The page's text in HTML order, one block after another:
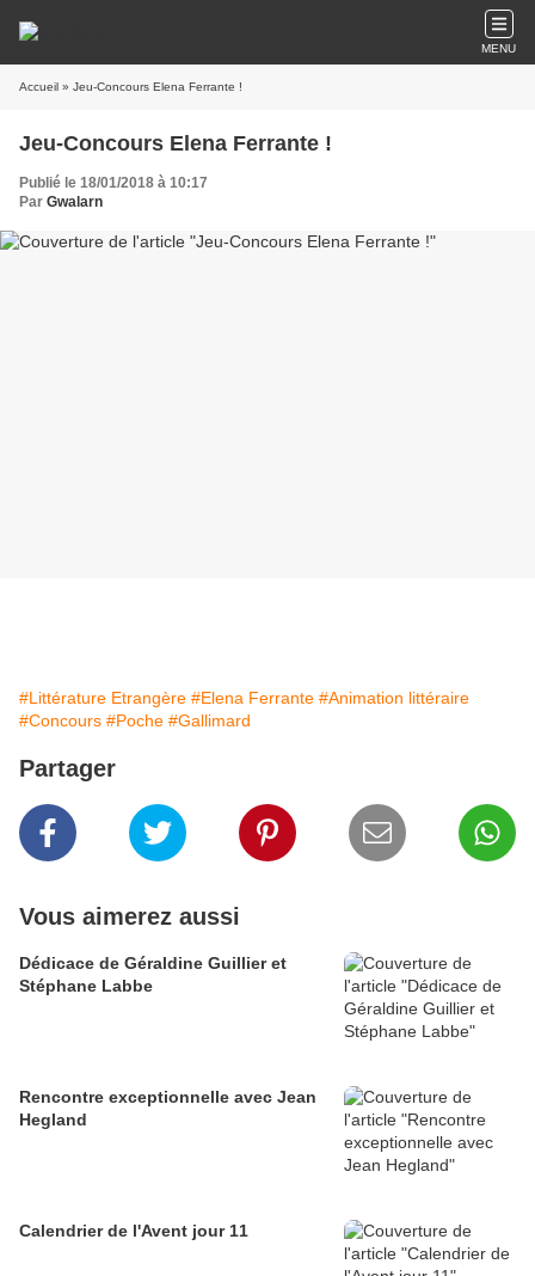
MENU
Accueil » Jeu-Concours Elena Ferrante !
Jeu-Concours Elena Ferrante !
Publié le 18/01/2018 à 10:17
Par Gwalarn
#Littérature Etrangère #Elena Ferrante #Animation littéraire
#Concours #Poche #Gallimard
Partager
Vous aimerez aussi
Dédicace de Géraldine Guillier et
Stéphane Labbe
Rencontre exceptionnelle avec Jean
Hegland
Calendrier de l'Avent jour 11